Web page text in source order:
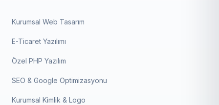
Kurumsal Web Tasarım
E-Ticaret Yazılımı
Özel PHP Yazılım
SEO & Google Optimizasyonu
Kurumsal Kimlik & Logo